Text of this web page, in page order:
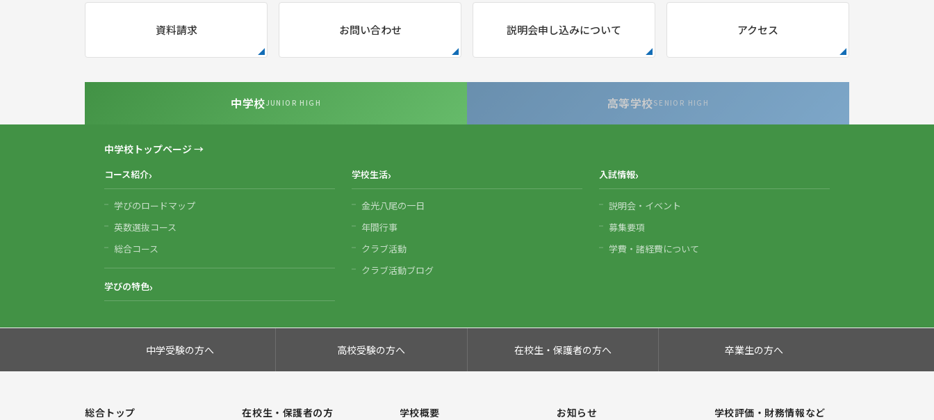
に近づきたいです。
たが、1年間の浪人生活を経て、ようやく合格を掴むことができました。ただ、東大
合格はひとつの通過点。本当の闘いはこれからです。
資料請求 お問い合わせ 説明会申し込みについて アクセス
中学校JUNIOR HIGH 高等学校SENIOR HIGH
中学校トップページ →
コース紹介
学びのロードマップ
英数選抜コース
総合コース
学びの特色
学校生活
金光八尾の一日
年間行事
クラブ活動
クラブ活動ブログ
入試情報
説明会・イベント
募集要項
学費・諸経費について
中学受験の方へ 高校受験の方へ 在校生・保護者の方へ 卒業生の方へ
総合トップ 在校生・保護者の方 学校概要 お知らせ 学校評価・財務情報など